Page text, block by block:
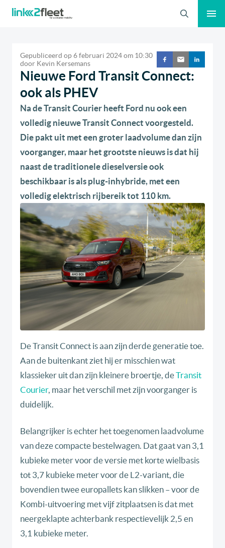
Zoeken
Gepubliceerd op6 februari 2024om 10:30
door Kevin Kersemans
Nieuwe Ford Transit Connect:
ook als PHEV
Na de Transit Courier heeft Ford nu ook een
volledig nieuwe Transit Connect voorgesteld.
Die pakt uit met een groter laadvolume dan zijn
voorganger, maar het grootste nieuws is dat hij
naast de traditionele dieselversie ook
beschikbaar is als plug-inhybride, met een
volledig elektrisch rijbereik tot 110 km.
De Transit Connect is aan zijn derde generatie toe.
Aan de buitenkant ziet hij er misschien wat
klassieker uit dan zijn kleinere broertje, deTransit
Courier, maar het verschil met zijn voorganger is
duidelijk.
Belangrijker is echter het toegenomen laadvolume
van deze compacte bestelwagen. Dat gaat van 3,1
kubieke meter voor de versie met korte wielbasis
tot 3,7 kubieke meter voor de L2-variant, die
bovendien twee europallets kan slikken – voor de
Kombi-uitvoering met vijf zitplaatsen is dat met
neergeklapte achterbank respectievelijk 2,5 en
3,1 kubieke meter.